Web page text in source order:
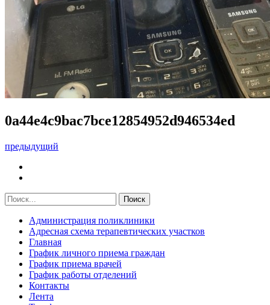
0a44e4c9bac7bce12854952d946534ed
предыдущий
Администрация поликлиники
Адресная схема терапевтических участков
Главная
График личного приема граждан
График приема врачей
График работы отделений
Контакты
Лента